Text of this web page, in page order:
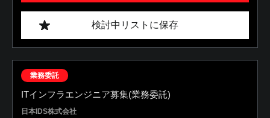
検討中リストに保存
業務委託
ITインフラエンジニア募集(業務委託)
日本IDS株式会社